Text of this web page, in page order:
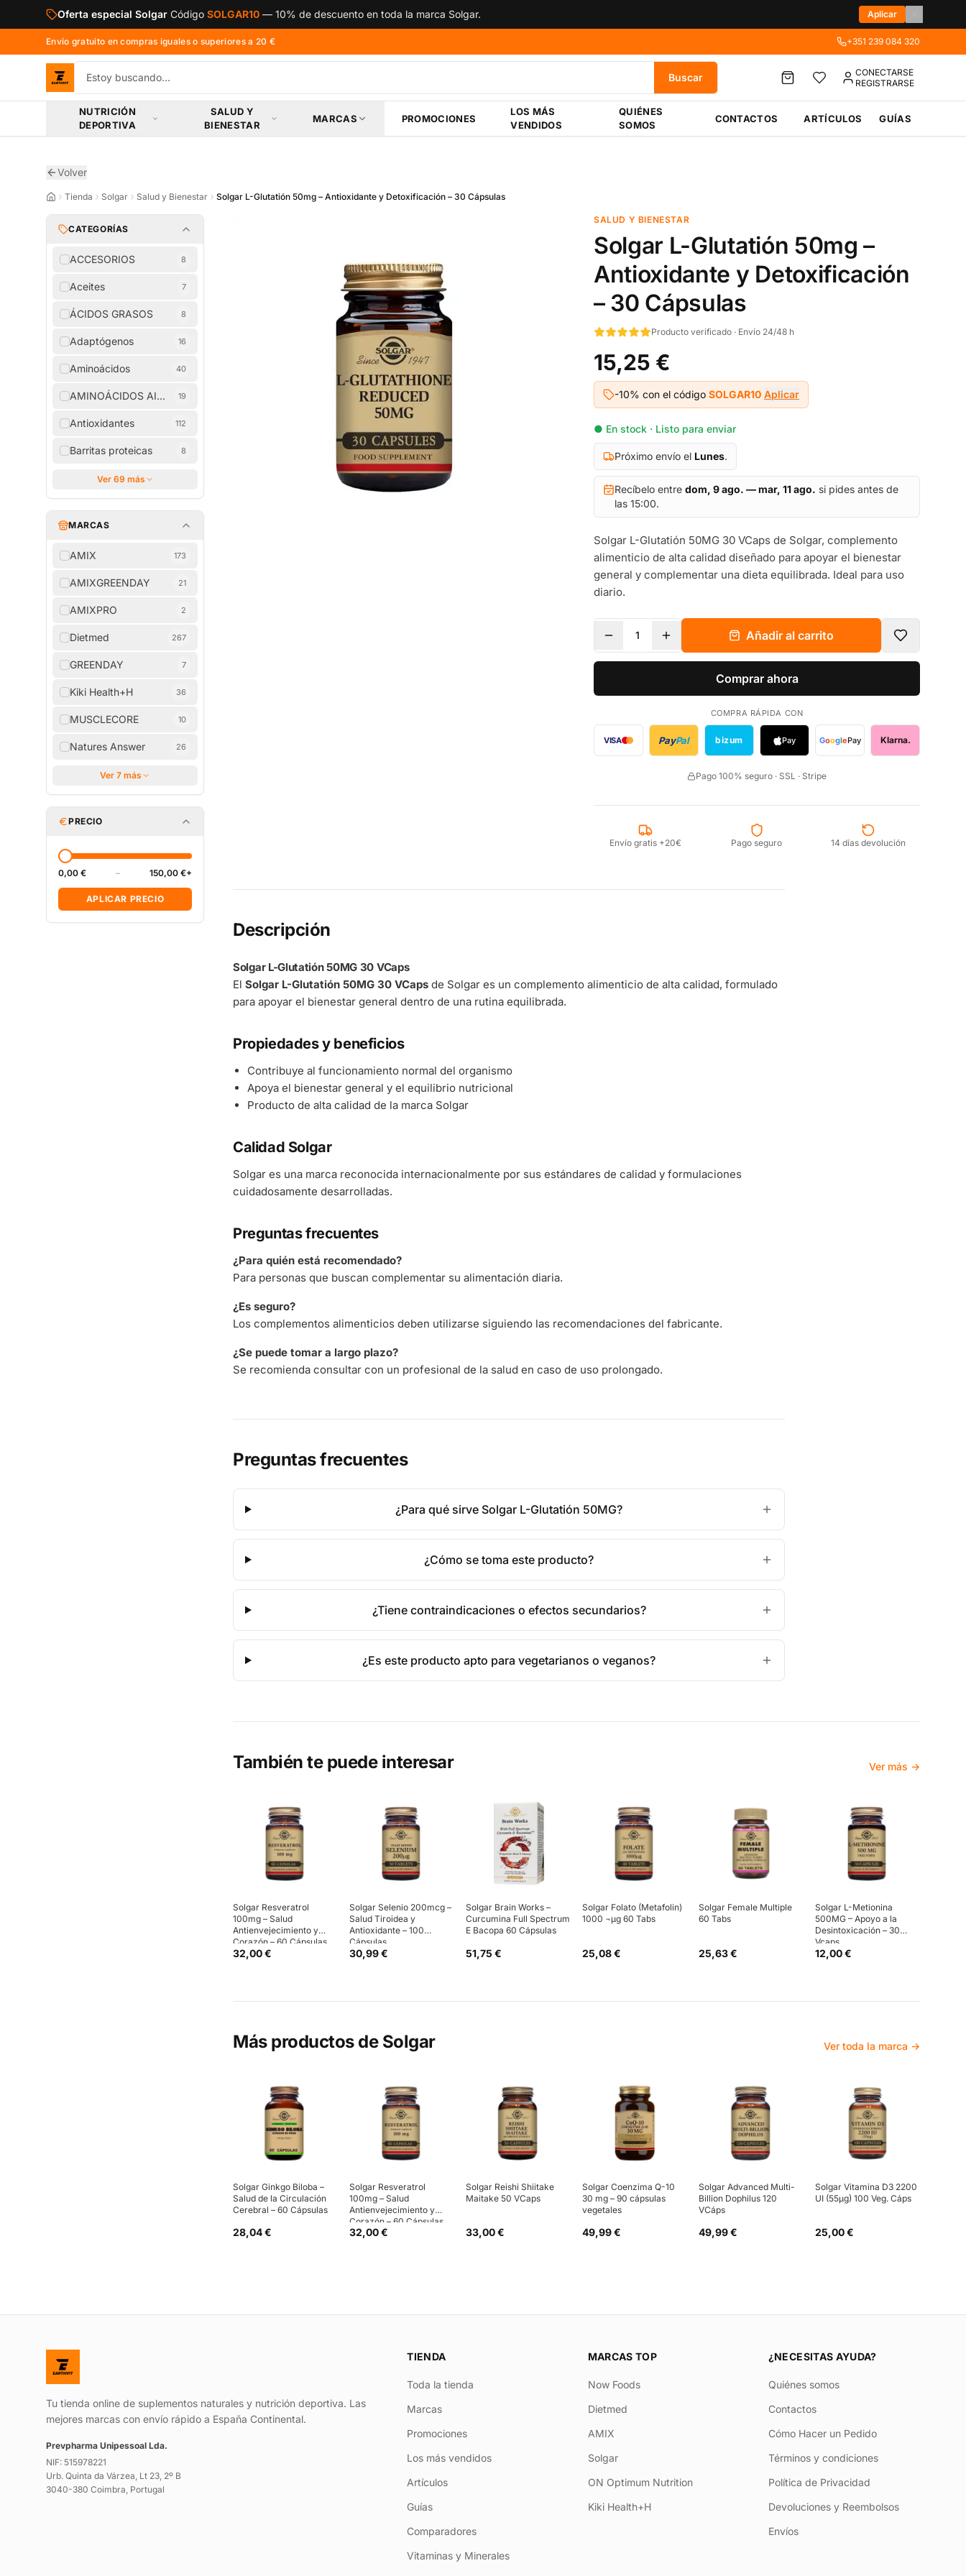
Saltar al contenido principal
Oferta especial Solgar Código SOLGAR10 — 10% de descuento en toda la marca Solgar. Aplicar
Envío gratuito en compras iguales o superiores a 20 € +351 239 084 320
Buscar
CONECTARSE
REGISTRARSE
NUTRICIÓN
DEPORTIVA
SALUD Y
BIENESTAR
MARCAS PROMOCIONES
LOS MÁS
VENDIDOS
QUIÉNES
SOMOS
CONTACTOS ARTÍCULOS GUÍAS
Volver
Tienda Solgar Salud y Bienestar Solgar L-Glutatión 50mg – Antioxidante y Detoxificación – 30 Cápsulas
CATEGORÍAS
ACCESORIOS 8
Aceites 7
ÁCIDOS GRASOS 8
Adaptógenos 16
Aminoácidos 40
AMINOÁCIDOS AISLADOS
19
Antioxidantes 112
Barritas proteicas 8
Ver 69 más
MARCAS
AMIX 173
AMIXGREENDAY 21
AMIXPRO 2
Dietmed 267
GREENDAY 7
Kiki Health+H 36
MUSCLECORE 10
Natures Answer 26
Ver 7 más
PRECIO
0,00 € – 150,00 €+
APLICAR PRECIO
SALUD Y BIENESTAR
Solgar L-Glutatión 50mg –
Antioxidante y Detoxificación
– 30 Cápsulas
Producto verificado · Envío 24/48 h
15,25 €
-10% con el código SOLGAR10 Aplicar
● En stock · Listo para enviar
Próximo envío el Lunes.
Recíbelo entre dom, 9 ago. — mar, 11 ago. si pides antes de
las 15:00.
Solgar L-Glutatión 50MG 30 VCaps de Solgar, complemento
alimenticio de alta calidad diseñado para apoyar el bienestar
general y complementar una dieta equilibrada. Ideal para uso
diario.
1 Añadir al carrito
Comprar ahora
COMPRA RÁPIDA CON
VISA PayPal bizum Pay GooglePay Klarna.
Pago 100% seguro · SSL · Stripe
Envío gratis +20€ Pago seguro 14 días devolución
Descripción
Solgar L-Glutatión 50MG 30 VCaps
El Solgar L-Glutatión 50MG 30 VCaps de Solgar es un complemento alimenticio de alta calidad, formulado
para apoyar el bienestar general dentro de una rutina equilibrada.
Propiedades y beneficios
Contribuye al funcionamiento normal del organismo
Apoya el bienestar general y el equilibrio nutricional
Producto de alta calidad de la marca Solgar
Calidad Solgar
Solgar es una marca reconocida internacionalmente por sus estándares de calidad y formulaciones
cuidadosamente desarrolladas.
Preguntas frecuentes
¿Para quién está recomendado?
Para personas que buscan complementar su alimentación diaria.
¿Es seguro?
Los complementos alimenticios deben utilizarse siguiendo las recomendaciones del fabricante.
¿Se puede tomar a largo plazo?
Se recomienda consultar con un profesional de la salud en caso de uso prolongado.
Preguntas frecuentes
¿Para qué sirve Solgar L-Glutatión 50MG?
¿Cómo se toma este producto?
¿Tiene contraindicaciones o efectos secundarios?
¿Es este producto apto para vegetarianos o veganos?
También te puede interesar Ver más →
Solgar Resveratrol
100mg – Salud
Antienvejecimiento y
Corazón – 60 Cápsulas
32,00 €
Solgar Selenio 200mcg –
Salud Tiroidea y
Antioxidante – 100
Cápsulas
30,99 €
Solgar Brain Works –
Curcumina Full Spectrum
E Bacopa 60 Cápsulas
51,75 €
Solgar Folato (Metafolin)
1000 ¬µg 60 Tabs
25,08 €
Solgar Female Multiple
60 Tabs
25,63 €
Solgar L-Metionina
500MG – Apoyo a la
Desintoxicación – 30
Vcaps
12,00 €
Más productos de Solgar Ver toda la marca →
Solgar Ginkgo Biloba –
Salud de la Circulación
Cerebral – 60 Cápsulas
28,04 €
Solgar Resveratrol
100mg – Salud
Antienvejecimiento y
Corazón – 60 Cápsulas
32,00 €
Solgar Reishi Shiitake
Maitake 50 VCaps
33,00 €
Solgar Coenzima Q-10
30 mg – 90 cápsulas
vegetales
49,99 €
Solgar Advanced Multi-
Billion Dophilus 120
VCáps
49,99 €
Solgar Vitamina D3 2200
UI (55µg) 100 Veg. Cáps
25,00 €
Tu tienda online de suplementos naturales y nutrición deportiva. Las
mejores marcas con envío rápido a España Continental.
Prevpharma Unipessoal Lda.
NIF: 515978221
Urb. Quinta da Várzea, Lt 23, 2º B
3040-380 Coimbra, Portugal
TIENDA
Toda la tienda
Marcas
Promociones
Los más vendidos
Artículos
Guías
Comparadores
Vitaminas y Minerales
MARCAS TOP
Now Foods
Dietmed
AMIX
Solgar
ON Optimum Nutrition
Kiki Health+H
¿NECESITAS AYUDA?
Quiénes somos
Contactos
Cómo Hacer un Pedido
Términos y condiciones
Política de Privacidad
Devoluciones y Reembolsos
Envíos